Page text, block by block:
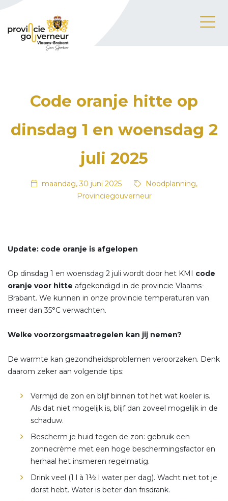
Code oranje hitte op
dinsdag 1 en woensdag 2
juli 2025
maandag, 30 juni 2025
Noodplanning,
Provinciegouverneur
Update: code oranje is afgelopen
Op dinsdag 1 en woensdag 2 juli wordt door het KMI code
oranje voor hitte afgekondigd in de provincie Vlaams-
Brabant. We kunnen in onze provincie temperaturen van
meer dan 35°C verwachten.
Welke voorzorgsmaatregelen kan jij nemen?
De warmte kan gezondheidsproblemen veroorzaken. Denk
daarom zeker aan volgende tips:
Vermijd de zon en blijf binnen tot het wat koeler is.
Als dat niet mogelijk is, blijf dan zoveel mogelijk in de
schaduw.
Bescherm je huid tegen de zon: gebruik een
zonnecrème met een hoge beschermingsfactor en
herhaal het insmeren regelmatig.
Drink veel (1 l à 1½ l water per dag). Wacht niet tot je
dorst hebt. Water is beter dan frisdrank.